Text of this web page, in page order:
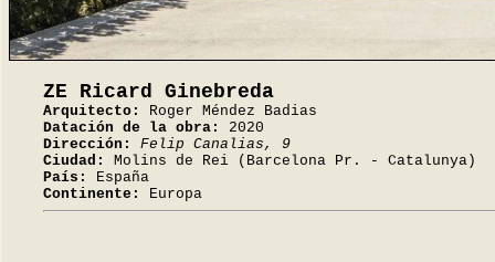
ZE Ricard Ginebreda
Arquitecto:
Roger Méndez Badias
Datación de la obra:
2020
Dirección:
Felip Canalias, 9
Ciudad:
Molins de Rei (Barcelona Pr. - Catalunya)
País:
España
Continente:
Europa